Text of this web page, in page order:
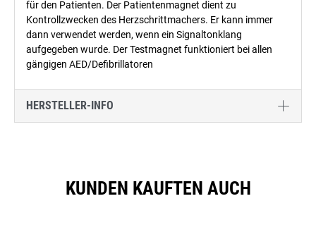
für den Patienten. Der Patientenmagnet dient zu
Kontrollzwecken des Herzschrittmachers. Er kann immer
dann verwendet werden, wenn ein Signaltonklang
aufgegeben wurde. Der Testmagnet funktioniert bei allen
gängigen AED/Defibrillatoren
HERSTELLER-INFO
KUNDEN KAUFTEN AUCH